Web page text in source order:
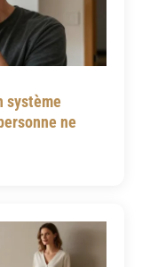
système
ne